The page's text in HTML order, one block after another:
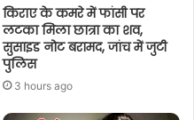
किराए के कमरे में फांसी पर
लटका मिला छात्रा का शव,
सुसाइड नोट बरामद, जांच में जुटी
पुलिस
3 hours ago